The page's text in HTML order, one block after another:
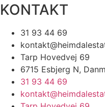
KONTAKT
31 93 44 69
Tarp Hovedvej 69
6715 Esbjerg N,
31 93 44 69